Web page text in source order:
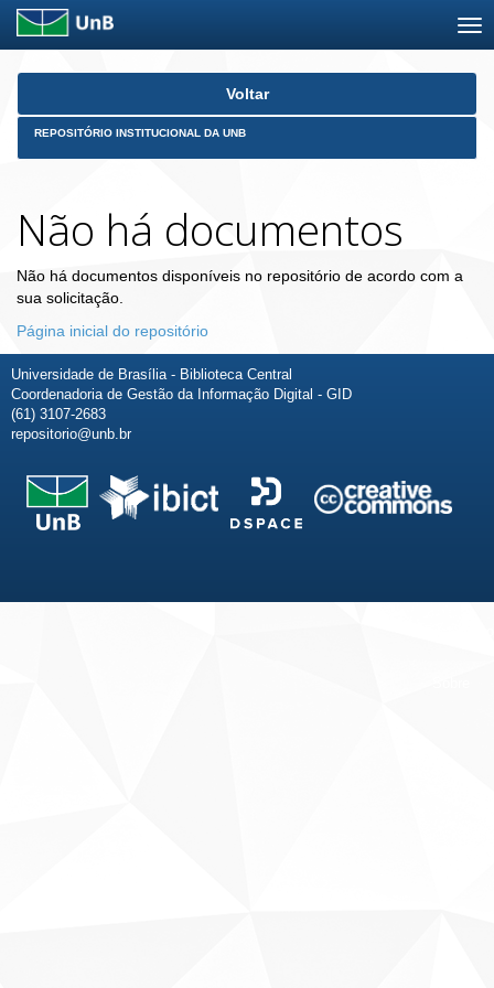
Skip
Voltar
REPOSITÓRIO INSTITUCIONAL DA UNB
Não há documentos
Não há documentos disponíveis no repositório de acordo com a
sua solicitação.
Página inicial do repositório
Universidade de Brasília - Biblioteca Central
Coordenadoria de Gestão da Informação Digital - GID
(61) 3107-2683
repositorio@unb.br